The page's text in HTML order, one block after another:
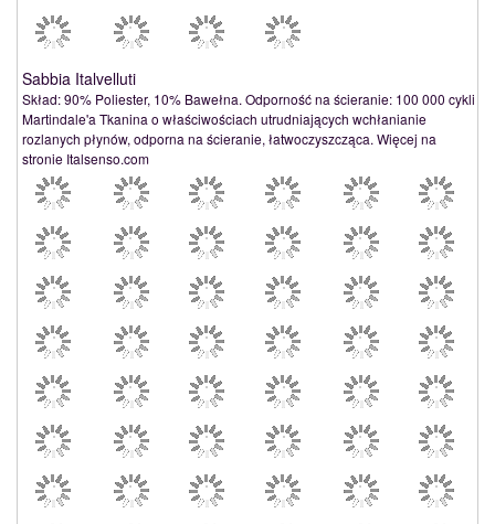
Sabbia Italvelluti
Skład: 90% Poliester, 10% Bawełna. Odporność na ścieranie: 100 000 cykli
Martindale'a Tkanina o właściwościach utrudniających wchłanianie
rozlanych płynów, odporna na ścieranie, łatwoczyszcząca. Więcej na
stronie Italsenso.com